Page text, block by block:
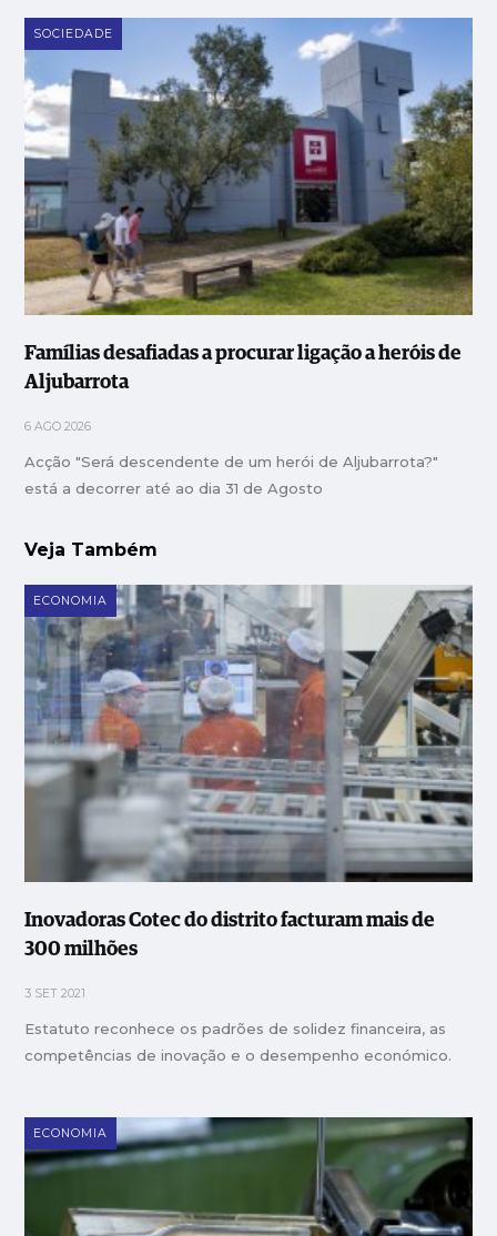
SOCIEDADE
Famílias desafiadas a procurar ligação a heróis de
Aljubarrota
6 AGO 2026
Acção "Será descendente de um herói de Aljubarrota?"
está a decorrer até ao dia 31 de Agosto
Veja Também
ECONOMIA
Inovadoras Cotec do distrito facturam mais de
300 milhões
3 SET 2021
Estatuto reconhece os padrões de solidez financeira, as
competências de inovação e o desempenho económico.
ECONOMIA